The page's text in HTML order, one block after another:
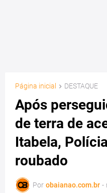
Página inicial DESTAQUE
Após
de terra de
Itabela,
roubado
Por obaianao.com.br -